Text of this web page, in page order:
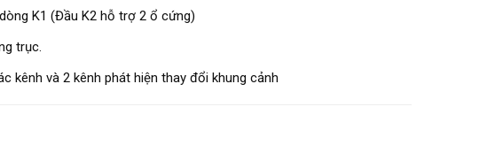
K1 (Đầu K2 hỗ trợ 2 ổ cứng)
trục.
kênh và 2 kênh phát hiện thay đổi khung cảnh